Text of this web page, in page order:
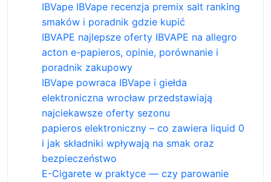
IBVape IBVape recenzja premix salt ranking
smaków i poradnik gdzie kupić
IBVAPE najlepsze oferty IBVAPE na allegro
acton e-papieros, opinie, porównanie i
poradnik zakupowy
IBVape powraca IBVape i giełda
elektroniczna wrocław przedstawiają
najciekawsze oferty sezonu
papieros elektroniczny – co zawiera liquid 0
i jak składniki wpływają na smak oraz
bezpieczeństwo
E-Cigarete w praktyce — czy parowanie